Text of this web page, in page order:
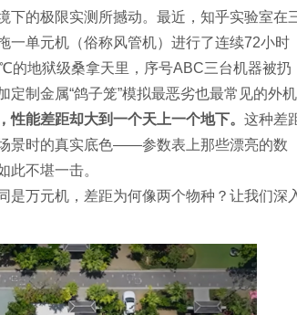
下的极限实测所撼动。最近，知乎实验室在
一单元机（俗称风管机）进行了连续72小时
地狱级桑拿天里，序号ABC三台机器被扔
制金属“鸽子笼”模拟最恶劣也最常见的外机
性能差距却大到一个天上一个地下。 这种差
景时的真实底色——参数表上那些漂亮的数
此不堪一击。
是万元机，差距为何像两个物种？让我们深